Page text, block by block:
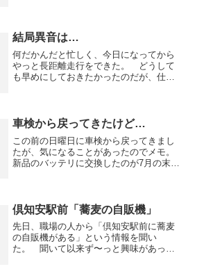
みが溜まっているので...
結局異音は…
何だかんだと忙しく、今日になってから
やっと長距離走行をできた。 どうして
も早めにしておきたかったのだが、仕事
で道民の森方面へドライブ...
車検から戻ってきたけど…
この前の日曜日に車検から戻ってきまし
たが、気になることがあったのでメモ。
新品のバッテリに交換したのが7月の末
ージしておきましたから...
倶知安駅前「蕎麦の自販機」
先日、職場の人から「倶知安駅前に蕎麦
の自販機がある」という情報を聞い
た。 聞いて以来ず〜っと興味があった